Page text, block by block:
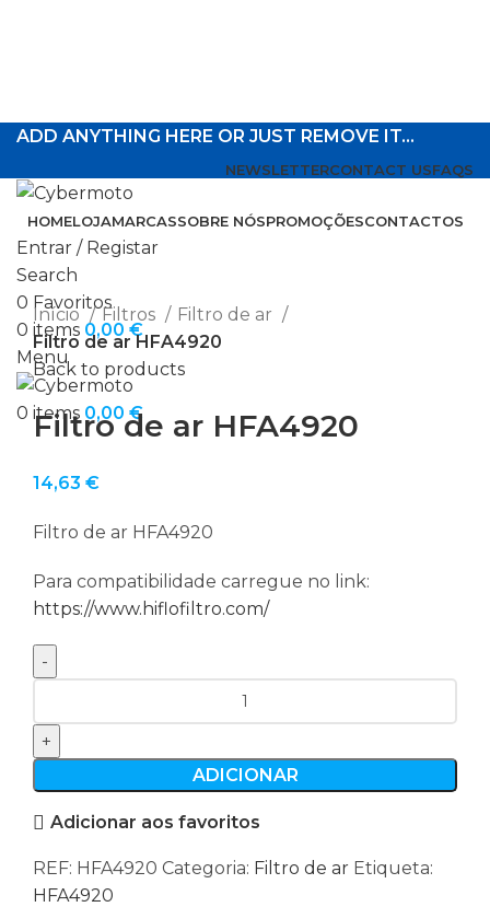
ADD ANYTHING HERE OR JUST REMOVE IT…
NEWSLETTERCONTACT USFAQS
HOMELOJAMARCASSOBRE NÓSPROMOÇÕESCONTACTOS
Entrar / Registar
Search
0 Favoritos
0 items 0,00 €
Menu
0 items 0,00 €
Click to enlarge
Início
Filtros
Filtro de ar
Filtro de ar HFA4920
Back to products
Filtro de ar HFA4920
14,63 €
Filtro de ar HFA4920
Para compatibilidade carregue no link:
https://www.hiflofiltro.com/
de
Filtro
HFA4920
ADICIONAR
Adicionar aos favoritos
REF: HFA4920 Categoria: Filtro de ar Etiqueta:
HFA4920